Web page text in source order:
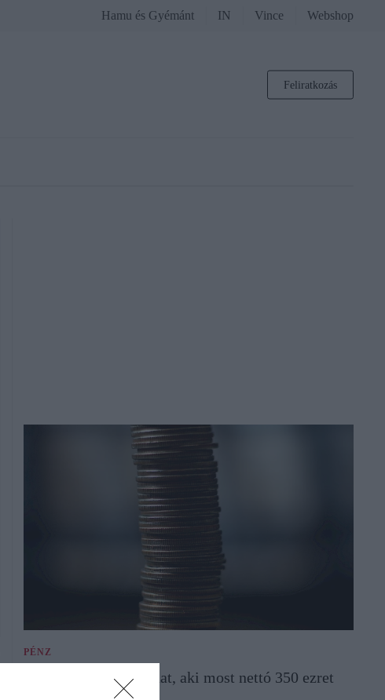
Hamu és Gyémánt IN Vince Webshop
Feliratkozás
PÉNZ
Ennyi nyugdíjat kaphat, aki most nettó 350 ezret